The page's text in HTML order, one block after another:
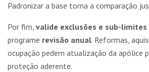
Padronizar a base torna a comparação
Por fim, valide exclusões e sub-limites
programe revisão anual. Reformas,
ocupação pedem atualização da apólice
proteção aderente.